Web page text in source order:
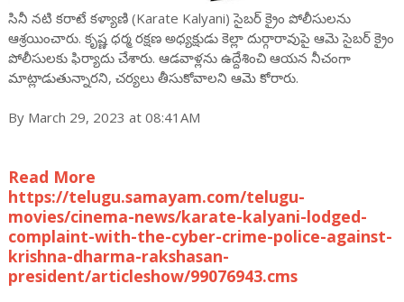
సినీ నటి కరాటే కళ్యాణి (Karate Kalyani) సైబర్ క్రైం పోలీసులను
ఆశ్రయించారు. కృష్ణ ధర్మ రక్షణ అధ్యక్షుడు కెల్లా దుర్గారావుపై ఆమె సైబర్ క్రైం
పోలీసులకు ఫిర్యాదు చేశారు. ఆడవాళ్లను ఉద్దేశించి ఆయన నీచంగా
మాట్లాడుతున్నారని, చర్యలు తీసుకోవాలని ఆమె కోరారు.
By March 29, 2023 at 08:41AM
Read More
https://telugu.samayam.com/telugu-
movies/cinema-news/karate-kalyani-lodged-
complaint-with-the-cyber-crime-police-against-
krishna-dharma-rakshasan-
president/articleshow/99076943.cms